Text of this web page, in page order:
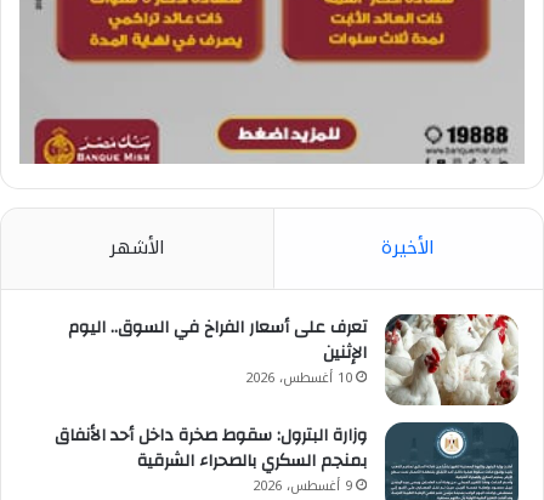
الأخيرة الأشهر
تعرف على أسعار الفراخ في السوق.. اليوم
الإثنين
10 أغسطس، 2026
وزارة البترول: سقوط صخرة داخل أحد الأنفاق
بمنجم السكري بالصحراء الشرقية
9 أغسطس، 2026